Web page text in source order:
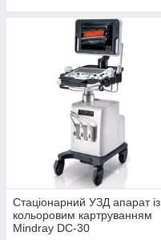
Стаціонарний УЗД апарат із
кольоровим картруванням
Mindray DC-30